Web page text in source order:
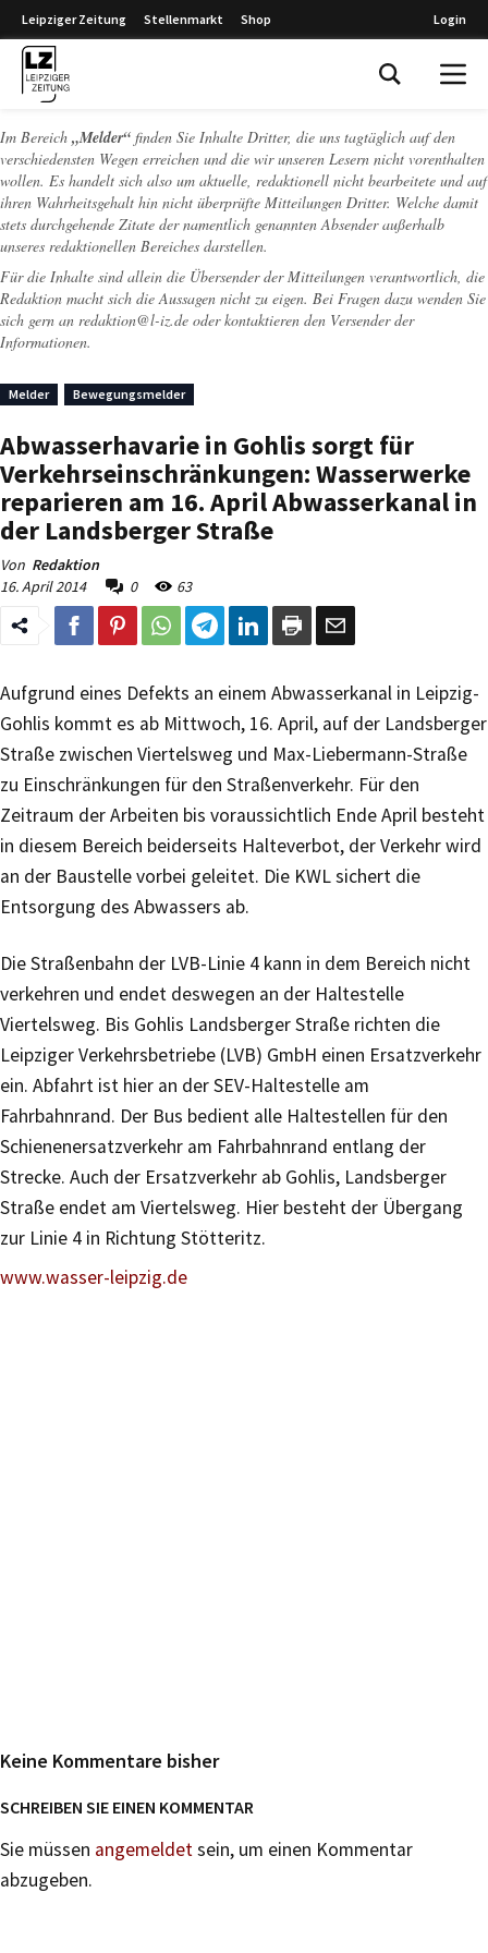
Leipziger Zeitung Stellenmarkt Shop Login
Im Bereich „Melder“ finden Sie Inhalte Dritter, die uns tagtäglich auf den
verschiedensten Wegen erreichen und die wir unseren Lesern nicht vorenthalten
wollen. Es handelt sich also um aktuelle, redaktionell nicht bearbeitete und auf
ihren Wahrheitsgehalt hin nicht überprüfte Mitteilungen Dritter. Welche damit
stets durchgehende Zitate der namentlich genannten Absender außerhalb
unseres redaktionellen Bereiches darstellen.
Für die Inhalte sind allein die Übersender der Mitteilungen verantwortlich, die
Redaktion macht sich die Aussagen nicht zu eigen. Bei Fragen dazu wenden Sie
sich gern an redaktion@l-iz.de oder kontaktieren den Versender der
Informationen.
Melder Bewegungsmelder
Abwasserhavarie in Gohlis sorgt für
Verkehrseinschränkungen: Wasserwerke
reparieren am 16. April Abwasserkanal in
der Landsberger Straße
Von Redaktion
16. April 2014
0 63
Aufgrund eines Defekts an einem Abwasserkanal in Leipzig-
Gohlis kommt es ab Mittwoch, 16. April, auf der Landsberger
Straße zwischen Viertelsweg und Max-Liebermann-Straße
zu Einschränkungen für den Straßenverkehr. Für den
Zeitraum der Arbeiten bis voraussichtlich Ende April besteht
in diesem Bereich beiderseits Halteverbot, der Verkehr wird
an der Baustelle vorbei geleitet. Die KWL sichert die
Entsorgung des Abwassers ab.
Die Straßenbahn der LVB-Linie 4 kann in dem Bereich nicht
verkehren und endet deswegen an der Haltestelle
Viertelsweg. Bis Gohlis Landsberger Straße richten die
Leipziger Verkehrsbetriebe (LVB) GmbH einen Ersatzverkehr
ein. Abfahrt ist hier an der SEV-Haltestelle am
Fahrbahnrand. Der Bus bedient alle Haltestellen für den
Schienenersatzverkehr am Fahrbahnrand entlang der
Strecke. Auch der Ersatzverkehr ab Gohlis, Landsberger
Straße endet am Viertelsweg. Hier besteht der Übergang
zur Linie 4 in Richtung Stötteritz.
www.wasser-leipzig.de
Keine Kommentare bisher
SCHREIBEN SIE EINEN KOMMENTAR
Sie müssen angemeldetsein, um einen Kommentar
abzugeben.